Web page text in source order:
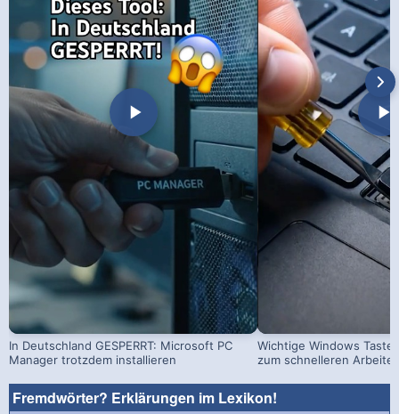
In Deutschland GESPERRT: Microsoft PC
Manager trotzdem installieren
Wichtige Windows
zum schnelleren
Fremdwörter? Erklärungen im Lexikon!